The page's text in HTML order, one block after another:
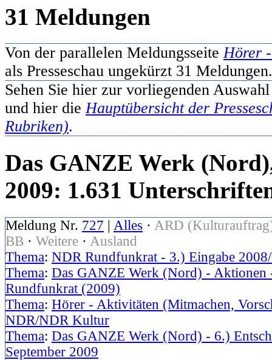
31 Meldungen
Von der parallelen MeldungsseiteHörer
als Presseschau ungekürzt 31 Meldungen.
Sehen Sie hier zur vorliegenden
und hier dieHauptübersicht der
Rubriken).
Das GANZE Werk
2009: 1.631
Meldung Nr. 727 | Alles · ARD
BB · Weitere · Ausland
Thema: NDR Rundfunkrat - 3.) Eingabe
Thema: Das GANZE Werk (Nord) - Aktionen
Rundfunkrat (2009)
Thema: Hörer - Aktivitäten (Mitmachen,
NDR/NDR Kultur
Thema: Das GANZE Werk (Nord) - 6.)
September 2009